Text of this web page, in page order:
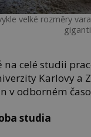
velké rozměry
na celé studii
Karlovy a
v odborném
studia